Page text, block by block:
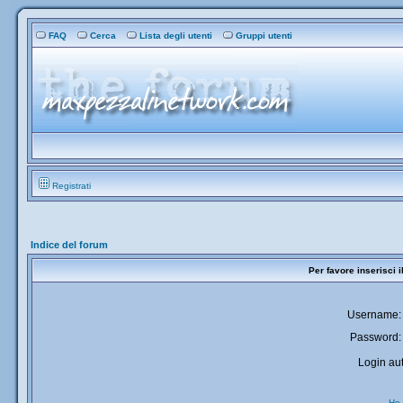
FAQ Cerca Lista degli utenti Gruppi utenti
Registrati
Indice del forum
Per favore inserisci
Username:
Password:
Login